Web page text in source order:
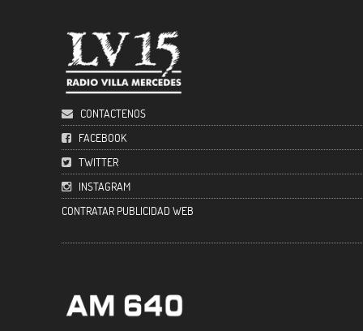
CONTACTENOS
FACEBOOK
TWITTER
INSTAGRAM
CONTRATAR PUBLICIDAD WEB